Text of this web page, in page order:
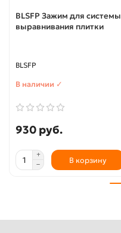
BLSFP Зажим для системы
выравнивания плитки
BLSFP
В наличии ✓
930 руб.
В корзину